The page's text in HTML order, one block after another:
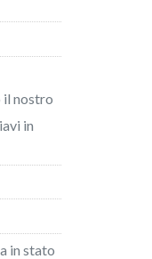
nostro
in
in stato